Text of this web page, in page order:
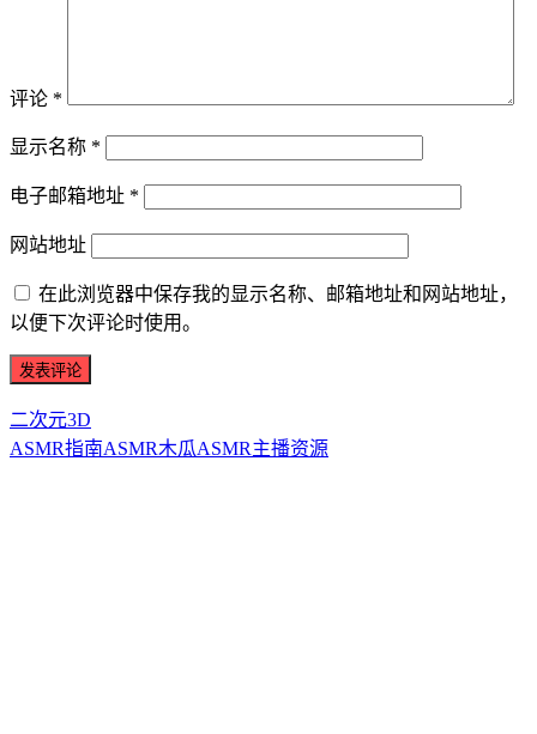
评论 *
显示名称 *
电子邮箱地址 *
网站地址
在此浏览器中保存我的显示名称、邮箱地址和网站地址，
以便下次评论时使用。
二次元3D
ASMR指南ASMR木瓜ASMR主播资源